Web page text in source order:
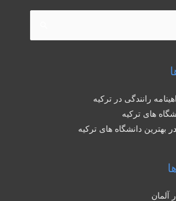
رانندگی در ترکیه
های ترکیه
در بهترین دانشگاه های ترکیه
آلمان